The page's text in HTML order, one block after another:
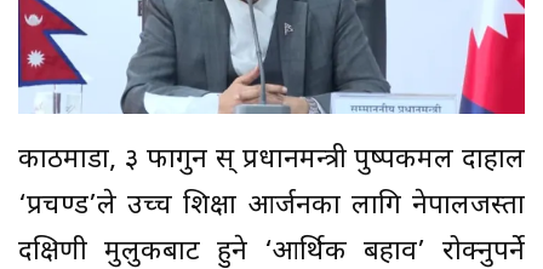
काठमाडौँ, ३ फागुन स् प्रधानमन्त्री पुष्पकमल दाहाल
‘प्रचण्ड’ले उच्च शिक्षा आर्जनका लागि नेपालजस्ता
दक्षिणी मुलुकबाट हुने ‘आर्थिक बहाव’ रोक्नुपर्ने